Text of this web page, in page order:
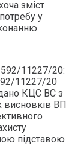
зміст
у
11227/20:
11227/20
КЦС ВС з
висновків ВП
підставою